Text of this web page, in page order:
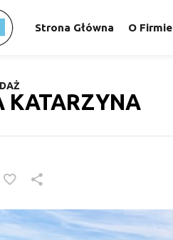
Strona Główna O Firmie
KATARZYNA